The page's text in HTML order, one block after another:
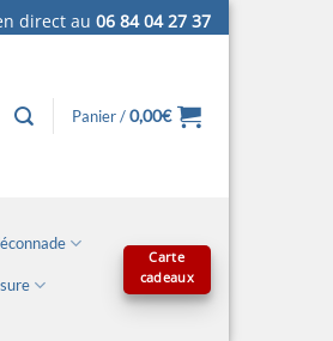
direct au 06 84 04 27 37
Panier /0,00€
Carte
cadeaux